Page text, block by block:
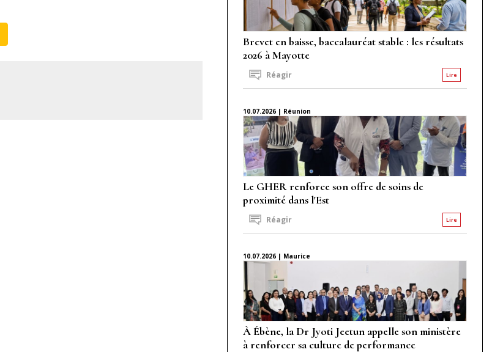
Brevet en baisse, baccalauréat stable : les résultats
2026 à Mayotte
Lire
Réagir
10.07.2026 | Réunion
Le GHER renforce son offre de soins de
proximité dans l'Est
Lire
Réagir
10.07.2026 | Maurice
À Ébène, la Dr Jyoti Jeetun appelle son ministère
à renforcer sa culture de performance